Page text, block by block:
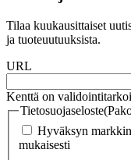
Tilaa kuukausittaiset
ja tuoteuutuuksista.
URL
Kenttä on
Tietosuojaseloste
Hyväksyn
mukaisesti